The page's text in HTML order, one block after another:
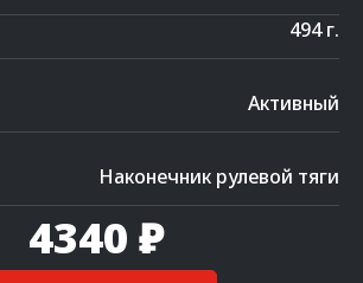
494 г.
Активный
Наконечник рулевой тяги
4340 ₽